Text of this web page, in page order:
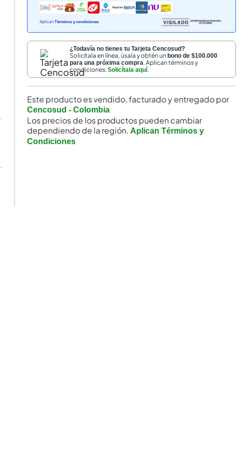
Aplican Términos y condiciones
¿Todavía no tienes tu Tarjeta Cencosud?
Solicítala en línea, úsala y obtén unbono de $100.000
para una próxima compra. Aplican términos y
condiciones.Solicítala aquí.
Este producto es vendido, facturado y entregado por
Cencosud - Colombia
Los precios de los productos pueden cambiar
dependiendo de la región. Aplican Términos y
Condiciones